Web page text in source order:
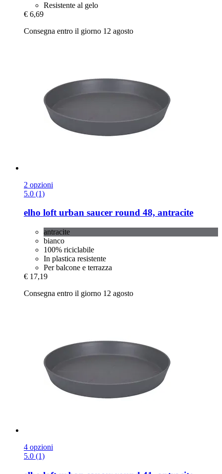
Resistente al gelo
€ 6,69
Consegna entro il giorno 12 agosto
2 opzioni
5.0 (1)
elho loft urban saucer round 48, antracite
antracite
bianco
100% riciclabile
In plastica resistente
Per balcone e terrazza
€ 17,19
Consegna entro il giorno 12 agosto
4 opzioni
5.0 (1)